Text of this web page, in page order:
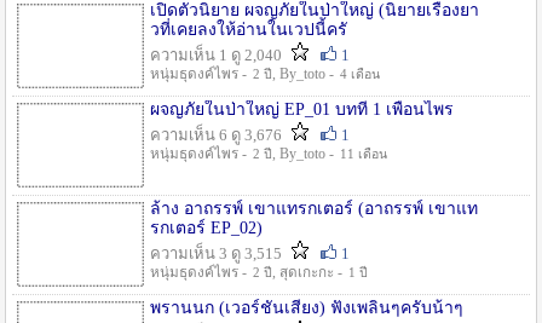
เปิดตัวนิยาย ผจญภัยในป่าใหญ่ (นิยายเรื่องยา
วที่เคยลงให้อ่านในเวปนี้ครั
ความเห็น 1 ดู 2,040
1
หนุ่มธุดงค์ไพร - 2 ปี , By_toto - 4 เดือน
ผจญภัยในป่าใหญ่ EP_01 บทที่ 1 เพื่อนไพร
ความเห็น 6 ดู 3,676
1
หนุ่มธุดงค์ไพร - 2 ปี , By_toto - 11 เดือน
ล้าง อาถรรพ์ เขาแทรกเตอร์ (อาถรรพ์ เขาแท
รกเตอร์ EP_02)
ความเห็น 3 ดู 3,515
1
หนุ่มธุดงค์ไพร - 2 ปี , สุดเกะกะ - 1 ปี
พรานนก (เวอร์ชั่นเสียง) ฟังเพลินๆครับน้าๆ